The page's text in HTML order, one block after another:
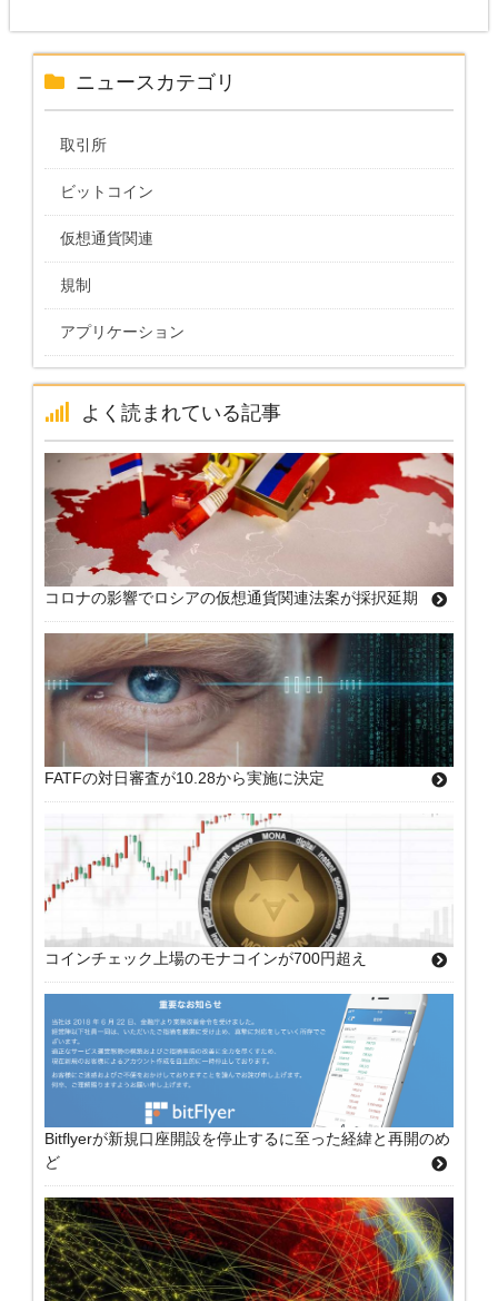
ニュースカテゴリ
取引所
ビットコイン
仮想通貨関連
規制
アプリケーション
よく読まれている記事
コロナの影響でロシアの仮想通貨関連法案が採択延期
FATFの対日審査が10.28から実施に決定
コインチェック上場のモナコインが700円超え
Bitflyerが新規口座開設を停止するに至った経緯と再開のめ
ど